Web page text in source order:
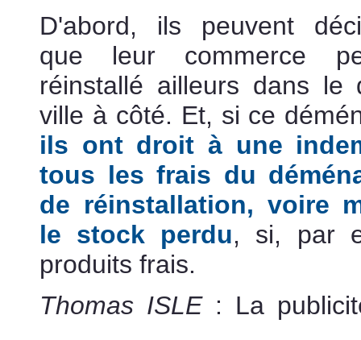
D'abord, ils peuvent
que leur commerce
réinstallé ailleurs dans le
ville à côté. Et, si ce
ils ont droit à une
tous les frais du
de réinstallation, voire
le stock perdu, si, par
produits frais.
Thomas ISLE: La